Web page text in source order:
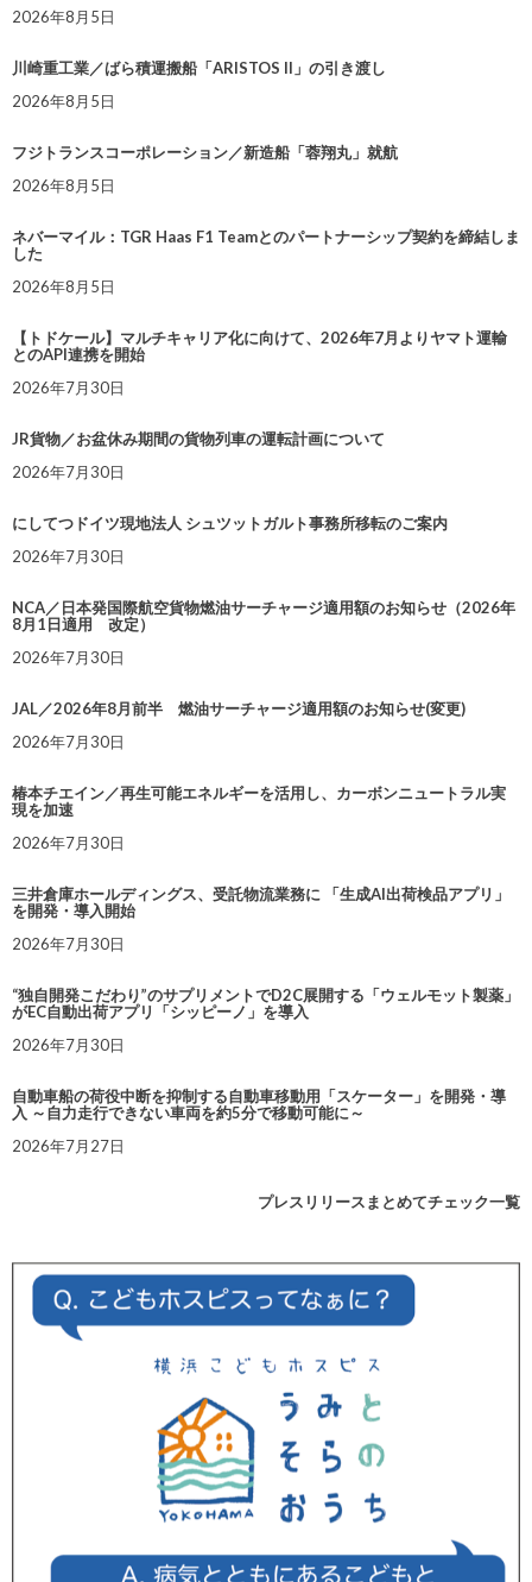
2026年8月5日
川崎重工業／ばら積運搬船「ARISTOS II」の引き渡し
2026年8月5日
フジトランスコーポレーション／新造船「蓉翔丸」就航
2026年8月5日
ネバーマイル：TGR Haas F1 Teamとのパートナーシップ契約を締結しま
した
2026年8月5日
【トドケール】マルチキャリア化に向けて、2026年7月よりヤマト運輸
とのAPI連携を開始
2026年7月30日
JR貨物／お盆休み期間の貨物列車の運転計画について
2026年7月30日
にしてつドイツ現地法人 シュツットガルト事務所移転のご案内
2026年7月30日
NCA／日本発国際航空貨物燃油サーチャージ適用額のお知らせ（2026年
8月1日適用 改定）
2026年7月30日
JAL／2026年8月前半 燃油サーチャージ適用額のお知らせ(変更)
2026年7月30日
椿本チエイン／再生可能エネルギーを活用し、カーボンニュートラル実
現を加速
2026年7月30日
三井倉庫ホールディングス、受託物流業務に 「生成AI出荷検品アプリ」
を開発・導入開始
2026年7月30日
“独自開発こだわり”のサプリメントでD2C展開する「ウェルモット製薬」
がEC自動出荷アプリ「シッピーノ」を導入
2026年7月30日
自動車船の荷役中断を抑制する自動車移動用「スケーター」を開発・導
入 ～自力走行できない車両を約5分で移動可能に～
2026年7月27日
プレスリリースまとめてチェック一覧